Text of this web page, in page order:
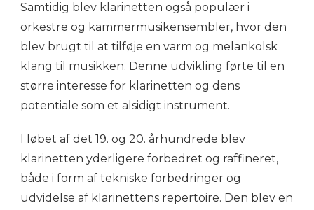
Samtidig blev klarinetten også populær i
orkestre og kammermusikensembler, hvor den
blev brugt til at tilføje en varm og melankolsk
klang til musikken. Denne udvikling førte til en
større interesse for klarinetten og dens
potentiale som et alsidigt instrument.
I løbet af det 19. og 20. århundrede blev
klarinetten yderligere forbedret og raffineret,
både i form af tekniske forbedringer og
udvidelse af klarinettens repertoire. Den blev en